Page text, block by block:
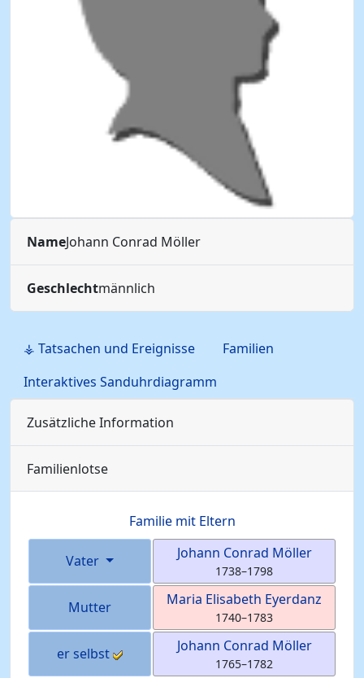
NameJohann Conrad Möller
Geschlechtmännlich
⚶ Tatsachen und Ereignisse
Familien
Interaktives Sanduhrdiagramm
Zusätzliche Information
Familienlotse
Familie mit Eltern
Vater Johann Conrad Möller
1738–1798
Mutter Maria Elisabeth Eyerdanz
1740–1783
er selbst Johann Conrad Möller
1765–1782